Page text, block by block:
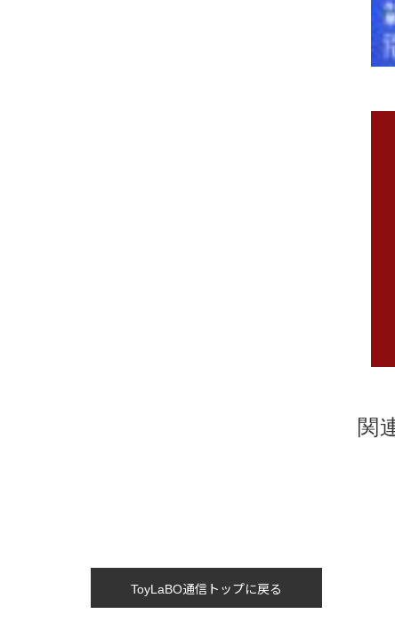
関
ToyLaBO通信トップに戻る